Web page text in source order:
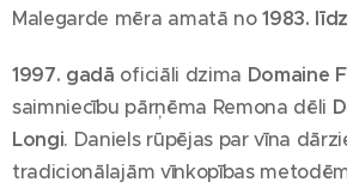
Malegarde mēra amatā no1983.
1997. gadā oficiāli dzima Domaine
saimniecību pārņēma Remona dēli
Longi. Daniels rūpējas par vīna
tradicionālajām vīnkopības